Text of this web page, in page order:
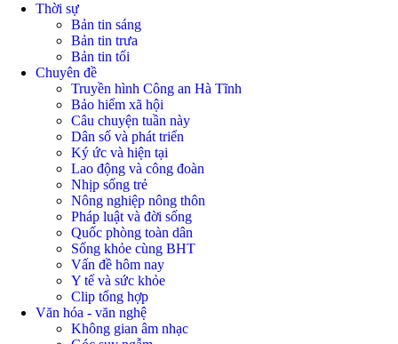
Thời sự
Bản tin sáng
Bản tin trưa
Bản tin tối
Chuyên đề
Truyền hình Công an Hà Tĩnh
Bảo hiểm xã hội
Câu chuyện tuần này
Dân số và phát triển
Ký ức và hiện tại
Lao động và công đoàn
Nhịp sống trẻ
Nông nghiệp nông thôn
Pháp luật và đời sống
Quốc phòng toàn dân
Sống khỏe cùng BHT
Vấn đề hôm nay
Y tế và sức khỏe
Clip tổng hợp
Văn hóa - văn nghệ
Không gian âm nhạc